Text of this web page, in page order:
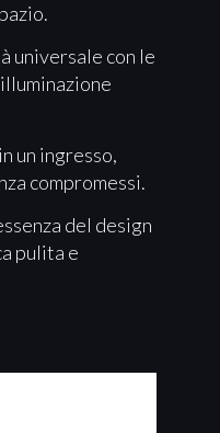
universale con le
un ingresso,
compromessi.
del design
pulita e